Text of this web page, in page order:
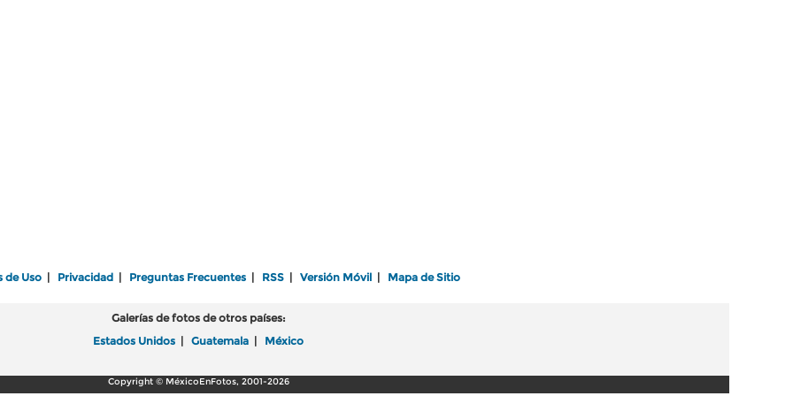
de Uso Privacidad Preguntas Frecuentes RSS Versión Móvil Mapa de Sitio
Galerías de fotos de otros países:
Estados Unidos
Guatemala México
Copyright © MéxicoEnFotos, 2001-2026